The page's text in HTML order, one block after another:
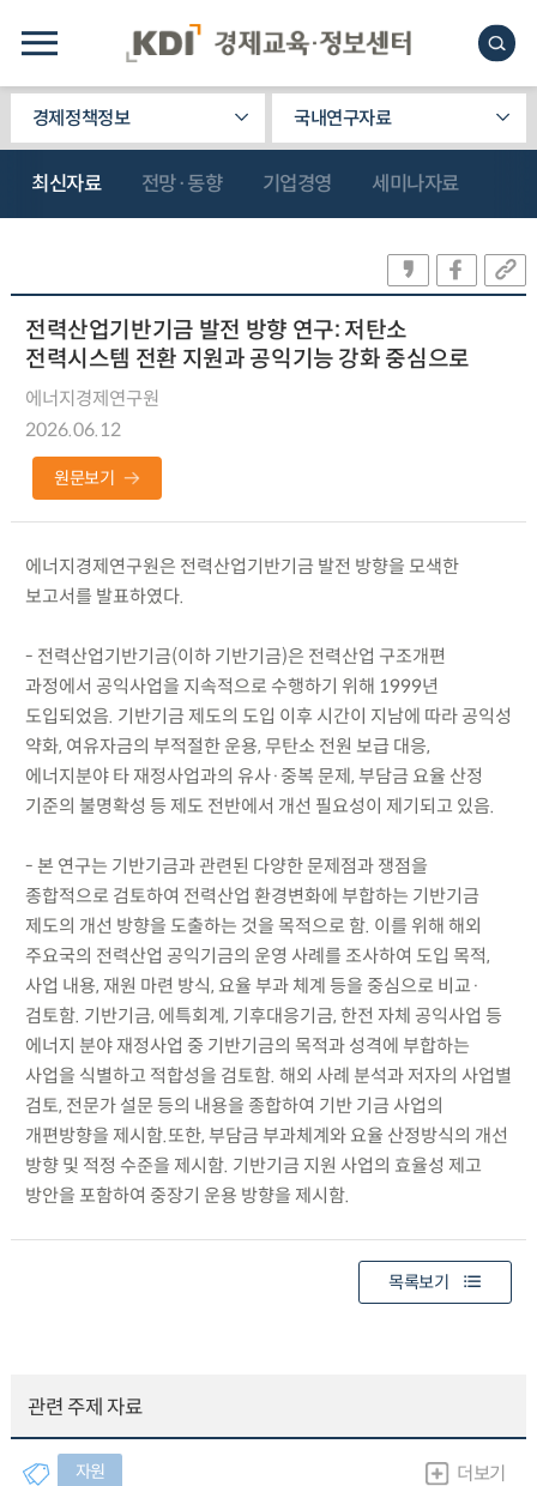
경제정책정보 국내연구자료
최신자료 전망·동향 기업경영 세미나자료
전력산업기반기금 발전 방향 연구: 저탄소
전력시스템 전환 지원과 공익기능 강화 중심으로
에너지경제연구원
2026.06.12
원문보기
에너지경제연구원은 전력산업기반기금 발전 방향을 모색한
보고서를 발표하였다.
- 전력산업기반기금(이하 기반기금)은 전력산업 구조개편
과정에서 공익사업을 지속적으로 수행하기 위해 1999년
도입되었음. 기반기금 제도의 도입 이후 시간이 지남에 따라 공익성
약화, 여유자금의 부적절한 운용, 무탄소 전원 보급 대응,
에너지분야 타 재정사업과의 유사·중복 문제, 부담금 요율 산정
기준의 불명확성 등 제도 전반에서 개선 필요성이 제기되고 있음.
- 본 연구는 기반기금과 관련된 다양한 문제점과 쟁점을
종합적으로 검토하여 전력산업 환경변화에 부합하는 기반기금
제도의 개선 방향을 도출하는 것을 목적으로 함. 이를 위해 해외
주요국의 전력산업 공익기금의 운영 사례를 조사하여 도입 목적,
사업 내용, 재원 마련 방식, 요율 부과 체계 등을 중심으로 비교·
검토함. 기반기금, 에특회계, 기후대응기금, 한전 자체 공익사업 등
에너지 분야 재정사업 중 기반기금의 목적과 성격에 부합하는
사업을 식별하고 적합성을 검토함. 해외 사례 분석과 저자의 사업별
검토, 전문가 설문 등의 내용을 종합하여 기반 기금 사업의
개편방향을 제시함.또한, 부담금 부과체계와 요율 산정방식의 개선
방향 및 적정 수준을 제시함. 기반기금 지원 사업의 효율성 제고
방안을 포함하여 중장기 운용 방향을 제시함.
목록보기
관련 주제 자료
자원 더보기